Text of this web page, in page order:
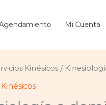
Mi Cuenta
Kinésicos /